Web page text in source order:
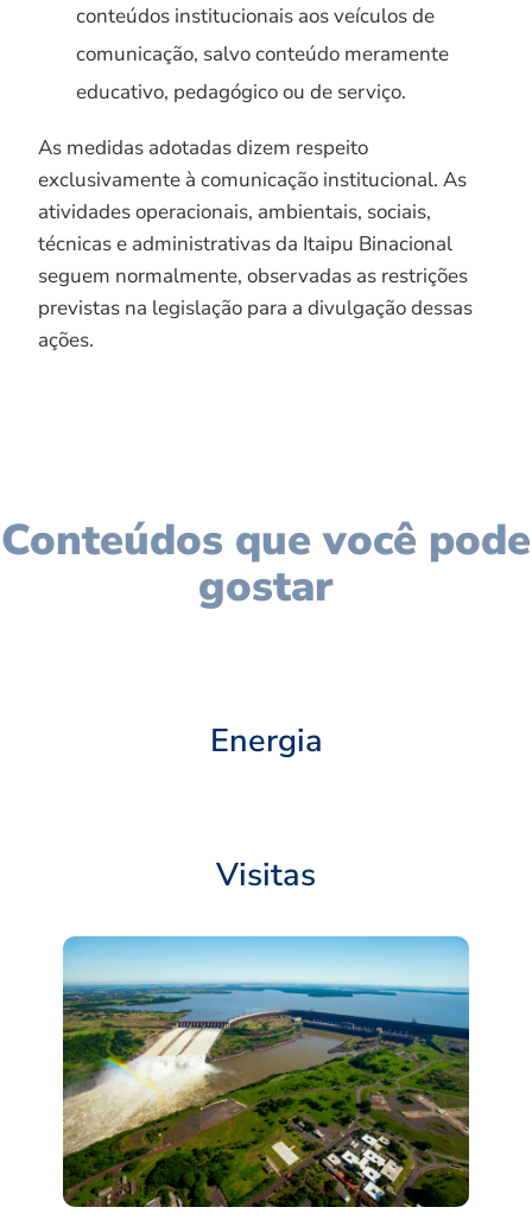
conteúdos institucionais aos veículos de
comunicação, salvo conteúdo meramente
educativo, pedagógico ou de serviço.
As medidas adotadas dizem respeito
exclusivamente à comunicação institucional. As
atividades operacionais, ambientais, sociais,
técnicas e administrativas da Itaipu Binacional
seguem normalmente, observadas as restrições
previstas na legislação para a divulgação dessas
ações.
Conteúdos que você pode
gostar
Energia
Visitas